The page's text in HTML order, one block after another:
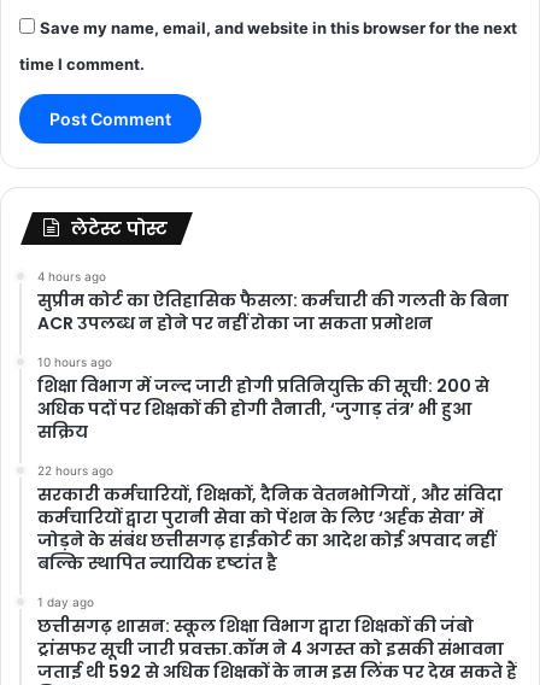
Save my name, email, and website in this browser for the next
time I comment.
लेटेस्ट पोस्ट
4 hours ago
सुप्रीम कोर्ट का ऐतिहासिक फैसला: कर्मचारी की गलती के बिना
ACR उपलब्ध न होने पर नहीं रोका जा सकता प्रमोशन
10 hours ago
शिक्षा विभाग में जल्द जारी होगी प्रतिनियुक्ति की सूची: 200 से
अधिक पदों पर शिक्षकों की होगी तैनाती, ‘जुगाड़ तंत्र’ भी हुआ
सक्रिय
22 hours ago
सरकारी कर्मचारियों, शिक्षकों, दैनिक वेतनभोगियों , और संविदा
कर्मचारियों द्वारा पुरानी सेवा को पेंशन के लिए ‘अर्हक सेवा’ में
जोड़ने के संबंध छत्तीसगढ़ हाईकोर्ट का आदेश कोई अपवाद नहीं
बल्कि स्थापित न्यायिक दृष्टांत है
1 day ago
छत्तीसगढ़ शासन: स्कूल शिक्षा विभाग द्वारा शिक्षकों की जंबो
ट्रांसफर सूची जारी प्रवक्ता.कॉम ने 4 अगस्त को इसकी संभावना
जताई थी 592 से अधिक शिक्षकों के नाम इस लिंक पर देख सकते हैं